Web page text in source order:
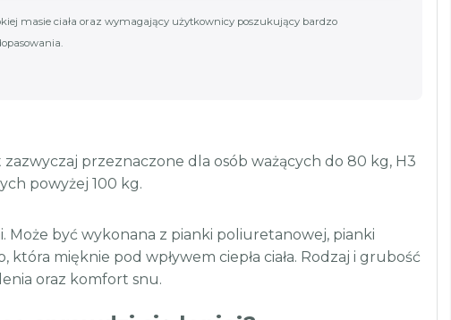
masie ciała oraz wymagający użytkownicy poszukujący bardzo
przeznaczone dla osób ważących do 80 kg, H3
powyżej 100 kg.
Może być wykonana z pianki poliuretanowej, pianki
mięknie pod wpływem ciepła ciała. Rodzaj i grubość
oraz komfort snu.